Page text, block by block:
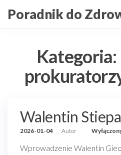
doPoradnik do
Kategoria:
Walentin
2026-01-04 Autor
Wprowadzenie Walentin